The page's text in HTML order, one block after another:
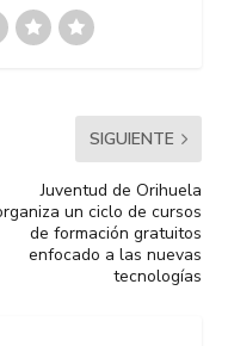
SIGUIENTE
Juventud de Orihuela
un ciclo de cursos
de formación gratuitos
enfocado a las nuevas
tecnologías